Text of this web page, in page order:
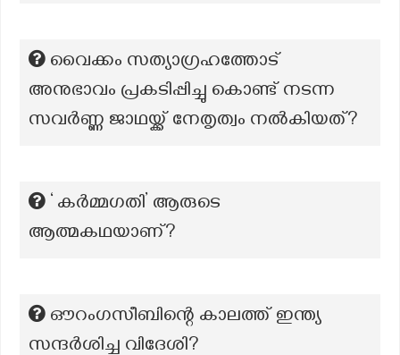
വൈക്കം സത്യാഗ്രഹത്തോട്
അനുഭാവം പ്രകടിപ്പിച്ചു കൊണ്ട് നടന്ന
സവർണ്ണ ജാഥയ്ക്ക് നേതൃത്വം നൽകിയത്?
‘ കർമ്മഗതി’ ആരുടെ
ആത്മകഥയാണ്?
ഔറംഗസീബിന്റെ കാലത്ത് ഇന്ത്യ
സന്ദർശിച്ച വിദേശി?